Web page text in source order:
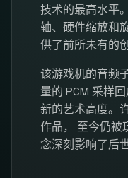
技术的最高水平
轴、硬件缩放和
供了前所未有的
该游戏机的音频
量的 PCM 采样
新的艺术高度。
作品， 至今仍被
念深刻影响了后